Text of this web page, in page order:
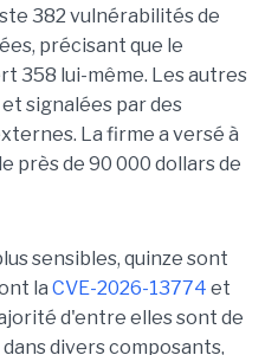
382 vulnérabilités de
précisant que le
358 lui-même. Les autres
signalées par des
La firme a versé à
près de 90 000 dollars de
sensibles, quinze sont
la CVE-2026-13774 et
d'entre elles sont de
divers composants,